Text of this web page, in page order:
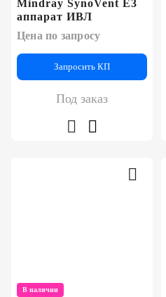
Mindray SynoVent E3
аппарат ИВЛ
Цена по запросу
Запросить КП
Под заказ
В наличии